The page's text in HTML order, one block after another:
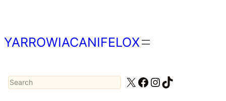
treści
YARROWIACANIFELOX
Search X Facebook
Instagram
TikTok